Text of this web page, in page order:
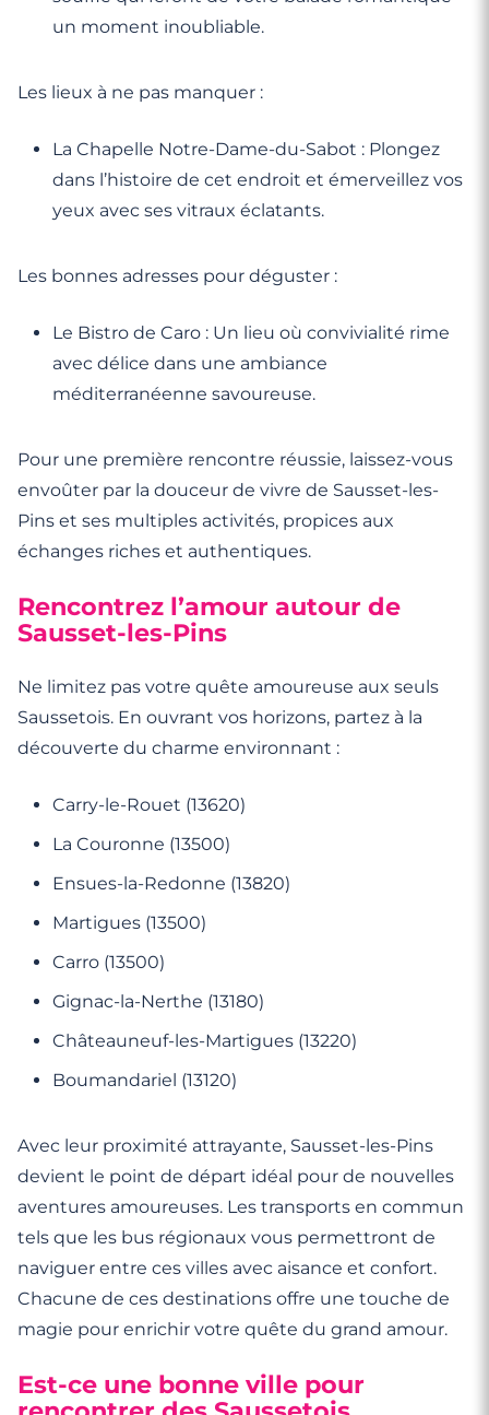
un moment inoubliable.
Les lieux à ne pas manquer :
La Chapelle Notre-Dame-du-Sabot : Plongez
dans l’histoire de cet endroit et émerveillez vos
yeux avec ses vitraux éclatants.
Les bonnes adresses pour déguster :
Le Bistro de Caro : Un lieu où convivialité rime
avec délice dans une ambiance
méditerranéenne savoureuse.
Pour une première rencontre réussie, laissez-vous
envoûter par la douceur de vivre de Sausset-les-
Pins et ses multiples activités, propices aux
échanges riches et authentiques.
Rencontrez l’amour autour de
Sausset-les-Pins
Ne limitez pas votre quête amoureuse aux seuls
Saussetois. En ouvrant vos horizons, partez à la
découverte du charme environnant :
Carry-le-Rouet (13620)
La Couronne (13500)
Ensues-la-Redonne (13820)
Martigues (13500)
Carro (13500)
Gignac-la-Nerthe (13180)
Châteauneuf-les-Martigues (13220)
Boumandariel (13120)
Avec leur proximité attrayante, Sausset-les-Pins
devient le point de départ idéal pour de nouvelles
aventures amoureuses. Les transports en commun
tels que les bus régionaux vous permettront de
naviguer entre ces villes avec aisance et confort.
Chacune de ces destinations offre une touche de
magie pour enrichir votre quête du grand amour.
Est-ce une bonne ville pour